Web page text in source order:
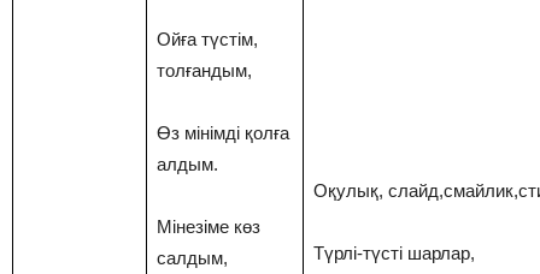
Ойға түстім,
толғандым,
Өз мінімді қолға
алдым.
Мінезіме көз
салдым,
Оқулық,
Түрлі-түсті шарлар,